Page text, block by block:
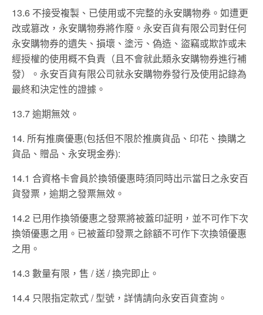
13.6 不接受複製、已使用或不完整的永安購物券。如遭更
改或篡改，永安購物券將作廢。永安百貨有限公司對任何
永安購物券的遺失、損壞、塗污、偽造、盜竊或欺詐或未
經授權的使用概不負責（且不會就此類永安購物券進行補
發）。永安百貨有限公司就永安購物券發行及使用記錄為
最終和決定性的證據。
13.7 逾期無效。
14. 所有推廣優惠(包括但不限於推廣貨品、印花、換購之
貨品、贈品、永安現金券):
14.1 合資格卡會員於換領優惠時須同時出示當日之永安百
貨發票，逾期之發票無效。
14.2 已用作換領優惠之發票將被蓋印証明，並不可作下次
換領優惠之用。已被蓋印發票之餘額不可作下次換領優惠
之用。
14.3 數量有限，售 / 送 / 換完即止。
14.4 只限指定款式 / 型號，詳情請向永安百貨查詢。